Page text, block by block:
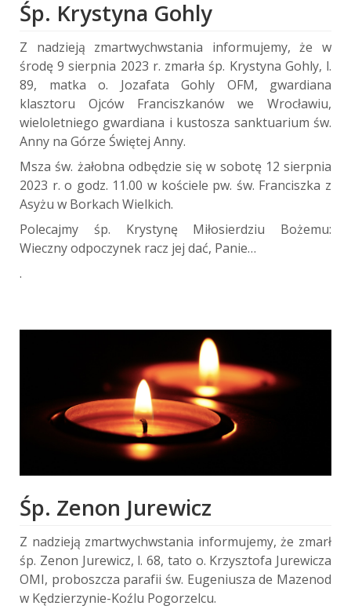
Śp. Krystyna Gohly
Z nadzieją zmartwychwstania informujemy, że w
środę 9 sierpnia 2023 r. zmarła śp. Krystyna Gohly, l.
89, matka o. Jozafata Gohly OFM, gwardiana
klasztoru Ojców Franciszkanów we Wrocławiu,
wieloletniego gwardiana i kustosza sanktuarium św.
Anny na Górze Świętej Anny.
Msza św. żałobna odbędzie się w sobotę 12 sierpnia
2023 r. o godz. 11.00 w kościele pw. św. Franciszka z
Asyżu w Borkach Wielkich.
Polecajmy śp. Krystynę Miłosierdziu Bożemu:
Wieczny odpoczynek racz jej dać, Panie…
.
Śp. Zenon Jurewicz
Z nadzieją zmartwychwstania informujemy, że zmarł
śp. Zenon Jurewicz, l. 68, tato o. Krzysztofa Jurewicza
OMI, proboszcza parafii św. Eugeniusza de Mazenod
w Kędzierzynie-Koźlu Pogorzelcu.